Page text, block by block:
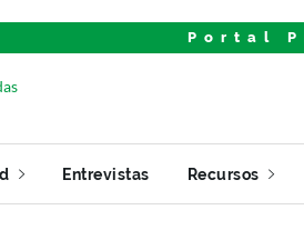
Portal
Entrevistas Recursos